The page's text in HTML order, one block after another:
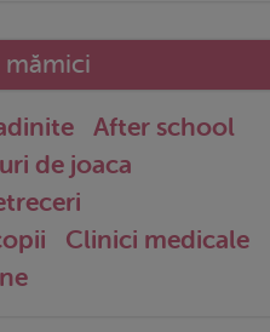
mămici
After school
de joaca
Clinici medicale